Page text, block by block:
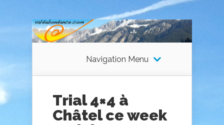
Navigation Menu
Trial 4×4 à
Châtel ce week